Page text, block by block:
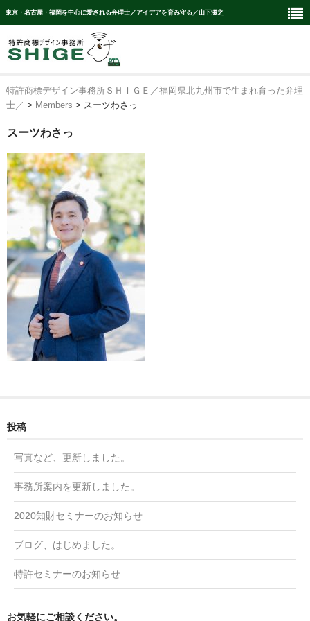
東京・名古屋・福岡を中心に愛される弁理士／アイデアを育み守る／山下滋之
Ｈｏｍｅ
取扱業務
特許・実案セクション
商標セクション
意匠セクション
講演セクション
カスタム顧問契約
知的財産権の管理・保守代行
アクセス
特許商標デザイン事務所ＳＨＩＧＥ／福岡県北九州市で生まれ育った弁理
士／ > Members > スーツわさっ
スーツわさっ
投稿
写真など、更新しました。
事務所案内を更新しました。
2020知財セミナーのお知らせ
ブログ、はじめました。
特許セミナーのお知らせ
お気軽にご相談ください。